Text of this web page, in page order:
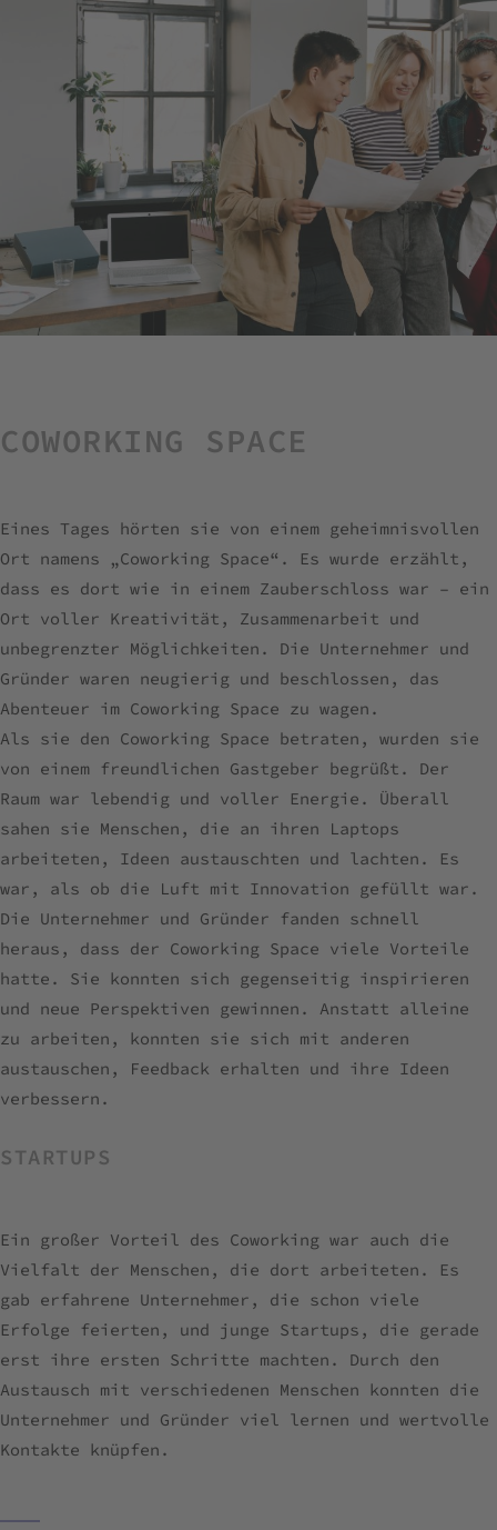
COWORKING SPACE
Eines Tages hörten sie von einem geheimnisvollen
Ort namens „Coworking Space“. Es wurde erzählt,
dass es dort wie in einem Zauberschloss war – ein
Ort voller Kreativität, Zusammenarbeit und
unbegrenzter Möglichkeiten. Die Unternehmer und
Gründer waren neugierig und beschlossen, das
Abenteuer im Coworking Space zu wagen.
Als sie den Coworking Space betraten, wurden sie
von einem freundlichen Gastgeber begrüßt. Der
Raum war lebendig und voller Energie. Überall
sahen sie Menschen, die an ihren Laptops
arbeiteten, Ideen austauschten und lachten. Es
war, als ob die Luft mit Innovation gefüllt war.
Die Unternehmer und Gründer fanden schnell
heraus, dass der Coworking Space viele Vorteile
hatte. Sie konnten sich gegenseitig inspirieren
und neue Perspektiven gewinnen. Anstatt alleine
zu arbeiten, konnten sie sich mit anderen
austauschen, Feedback erhalten und ihre Ideen
verbessern.
STARTUPS
Ein großer Vorteil des Coworking war auch die
Vielfalt der Menschen, die dort arbeiteten. Es
gab erfahrene Unternehmer, die schon viele
Erfolge feierten, und junge Startups, die gerade
erst ihre ersten Schritte machten. Durch den
Austausch mit verschiedenen Menschen konnten die
Unternehmer und Gründer viel lernen und wertvolle
Kontakte knüpfen.